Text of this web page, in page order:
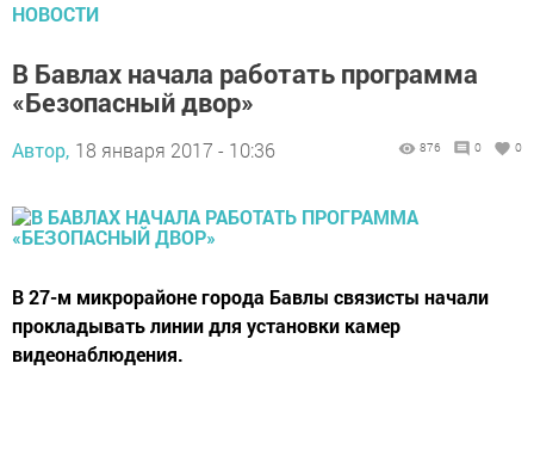
НОВОСТИ
В Бавлах начала работать программа
«Безопасный двор»
Автор, 18 января 2017 - 10:36 876 0 0
В 27-м микрорайоне города Бавлы связисты начали
прокладывать линии для установки камер
видеонаблюдения.